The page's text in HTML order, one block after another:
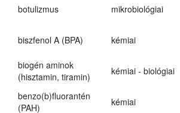
botulizmus
mikrobiológiai
biszfenol A (BPA) kémiai
biogén aminok
(hisztamin, tiramin)
kémiai - biológiai
benzo(b)fluorantén
(PAH)
kémiai